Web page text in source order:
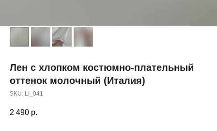
Лен с хлопком костюмно-плательный
оттенок молочный (Италия)
SKU: LI_041
2 490 р.